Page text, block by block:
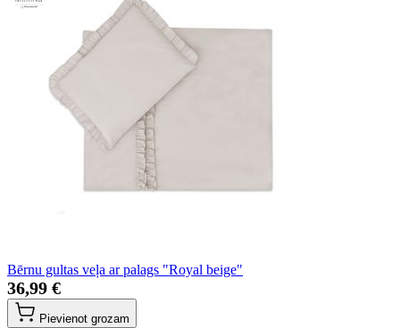
Bērnu gultas veļa ar palags "Royal beige"
36,99 €
Pievienot grozam